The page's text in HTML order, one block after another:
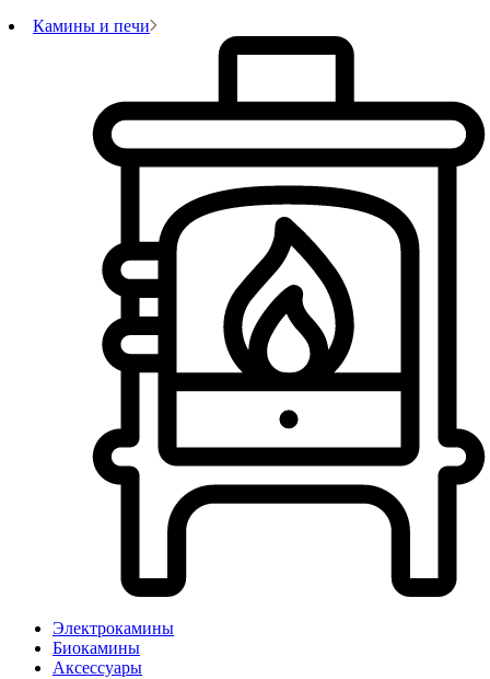
Камины и печи
Электрокамины
Биокамины
Аксессуары